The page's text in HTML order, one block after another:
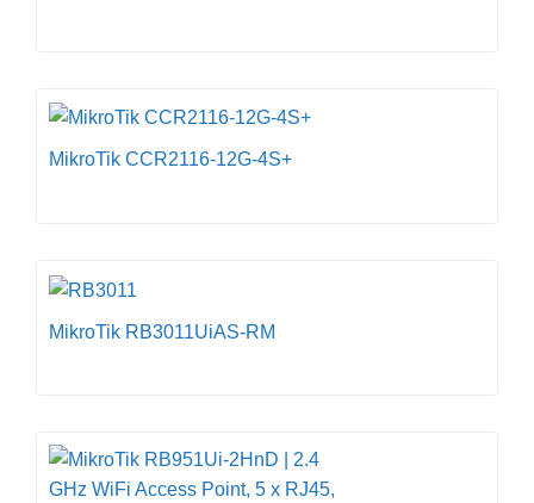
MikroTik CCR2116-12G-4S+
MikroTik RB3011UiAS-RM